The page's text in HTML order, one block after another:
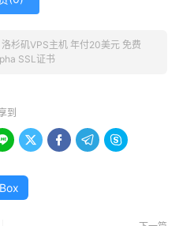
杉矶VPS主机 年付20美元 免费
SSL证书
到
   